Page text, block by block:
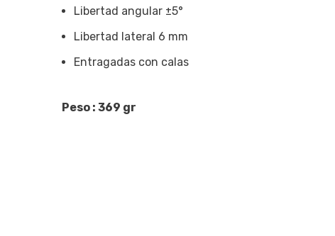
Libertad angular ±5°
Libertad lateral 6 mm
Entragadas con calas
Peso : 369 gr